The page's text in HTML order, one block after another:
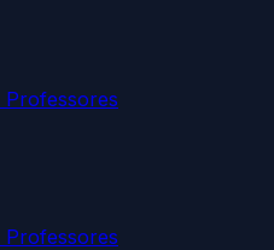
Professores
Professores